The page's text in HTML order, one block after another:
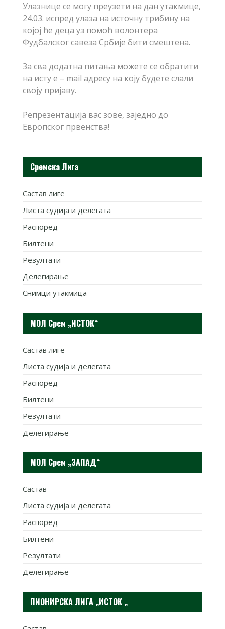
Улазнице се могу преузети на дан утакмице,
24.03. испред улаза на источну трибину на
којој ће деца уз помоћ волонтера
Фудбалског савеза Србије бити смештена.
За сва додатна питања можете се обратити
на исту e – mail адресу на коју будете слали
своју пријаву.
Репрезентација вас зове, заједно до
Европског првенства!
Сремска Лига
Састав лиге
Листа судија и делегата
Распоред
Билтени
Резултати
Делегирање
Снимци утакмица
МОЛ Срем „ИСТОК“
Састав лиге
Листа судија и делегата
Распоред
Билтени
Резултати
Делегирање
МОЛ Срем „ЗАПАД“
Састав
Листа судија и делегата
Распоред
Билтени
Резултати
Делегирање
ПИОНИРСКА ЛИГА „ИСТОК „